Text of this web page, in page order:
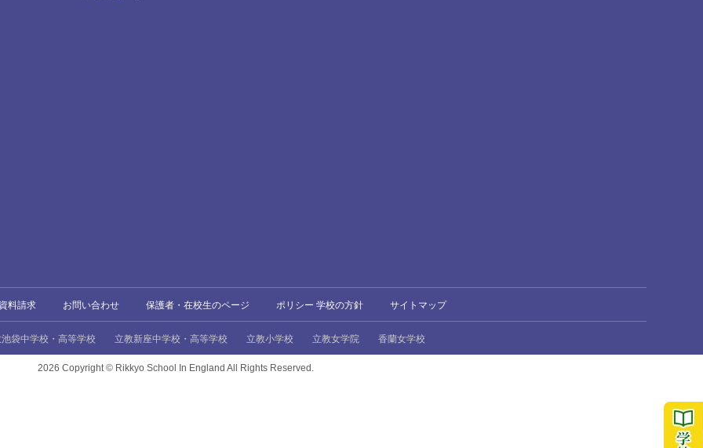
資料請求 お問い合わせ 保護者・在校生のページ ポリシー 学校の方針 サイトマップ
池袋中学校・高等学校 立教新座中学校・高等学校 立教小学校 立教女学院 香蘭女学校
2026 Copyright © Rikkyo School In England All Rights Reserved.